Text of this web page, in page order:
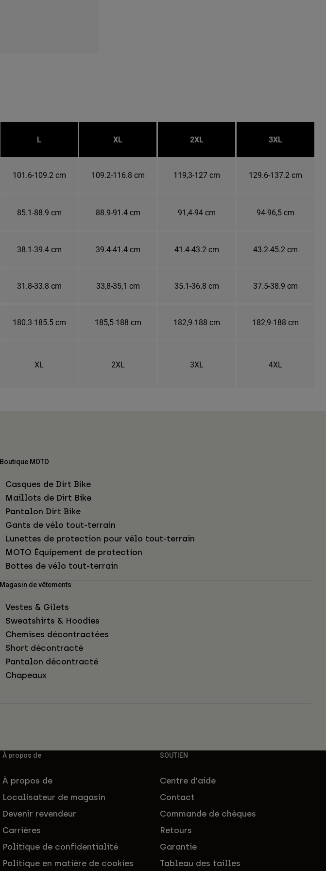
L XL 2XL 3XL
101.6-109.2 cm 109.2-116.8 cm 119,3-127 cm 129.6-137.2 cm
85.1-88.9 cm 88.9-91.4 cm 91,4-94 cm 94-96,5 cm
38.1-39.4 cm 39.4-41.4 cm 41.4-43.2 cm 43.2-45.2 cm
31.8-33.8 cm 33,8-35,1 cm 35.1-36.8 cm 37.5-38.9 cm
180.3-185.5 cm 185,5-188 cm 182,9-188 cm 182,9-188 cm
XL 2XL 3XL 4XL
Boutique MOTO
Casques de Dirt Bike
Maillots de Dirt Bike
Pantalon Dirt Bike
Gants de vélo tout-terrain
Lunettes de protection pour vélo tout-terrain
MOTO Équipement de protection
Bottes de vélo tout-terrain
Magasin de vêtements
Vestes & Gilets
Sweatshirts & Hoodies
Chemises décontractées
Short décontracté
Pantalon décontracté
Chapeaux
À propos de
À propos de
Localisateur de magasin
Devenir revendeur
Carrières
Politique de confidentialité
Politique en matière de cookies
SOUTIEN
Centre d'aide
Contact
Commande de chèques
Retours
Garantie
Tableau des tailles